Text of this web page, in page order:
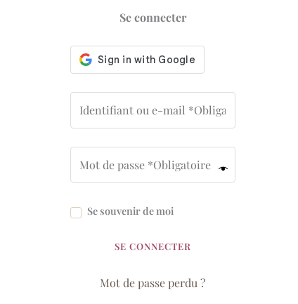
Se connecter
Se souvenir de moi
SE CONNECTER
Mot de passe perdu ?